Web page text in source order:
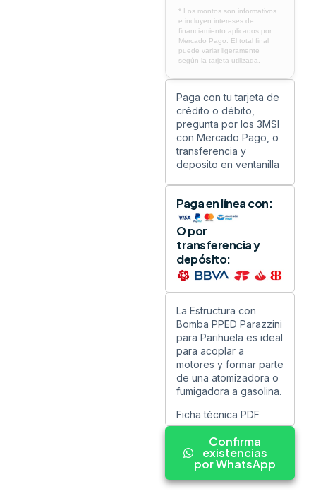
* Los montos son informativos
e incluyen intereses de
financiamiento aplicados por
Mercado Pago. El total final
puede variar ligeramente
según la tarjeta utilizada.
Paga con tu tarjeta de
crédito o débito,
pregunta por los 3MSI
con Mercado Pago, o
transferencia y
deposito en ventanilla
Paga en línea con:
O por
transferencia y
depósito:
La Estructura con
Bomba PPED Parazzini
para Parihuela es ideal
para acoplar a
motores y formar parte
de una atomizadora o
fumigadora a gasolina.
Ficha técnica PDF
Confirma
existencias
por WhatsApp